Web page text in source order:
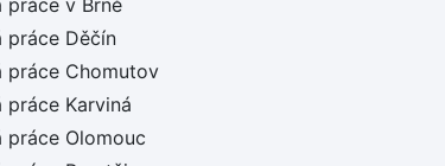
práce v Brně
práce Děčín
práce Chomutov
práce Karviná
práce Olomouc